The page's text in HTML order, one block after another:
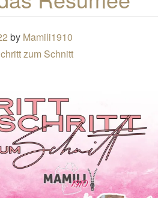
n
t
i
by Mamili1910
zum Schnitt